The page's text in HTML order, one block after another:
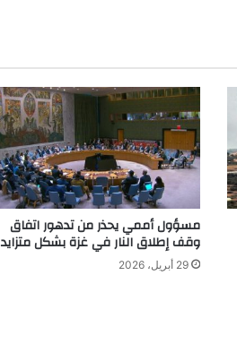
مسؤول أممي يحذر من تدهور اتفاق
وقف إطلاق النار في غزة بشكل متزايد
29 أبريل، 2026